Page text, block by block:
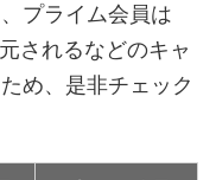
プライム会員は
されるなどのキャ
め、是非チェック